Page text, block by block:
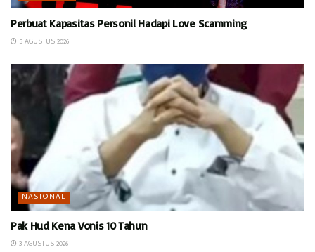
Perbuat Kapasitas Personil Hadapi Love Scamming
5 AGUSTUS 2026
NASIONAL
Pak Hud Kena Vonis 10 Tahun
3 AGUSTUS 2026